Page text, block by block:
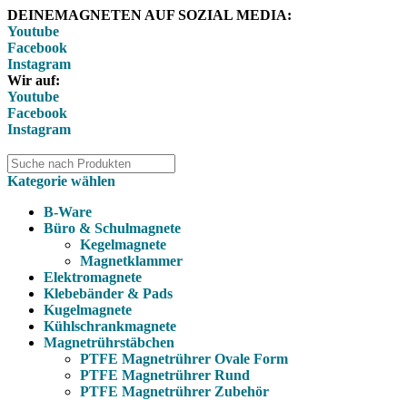
DEINEMAGNETEN AUF SOZIAL MEDIA:
Youtube
Facebook
Instagram
Wir auf:
Youtube
Facebook
Instagram
Kategorie wählen
B-Ware
Büro & Schulmagnete
Kegelmagnete
Magnetklammer
Elektromagnete
Klebebänder & Pads
Kugelmagnete
Kühlschrankmagnete
Magnetrührstäbchen
PTFE Magnetrührer Ovale Form
PTFE Magnetrührer Rund
PTFE Magnetrührer Zubehör